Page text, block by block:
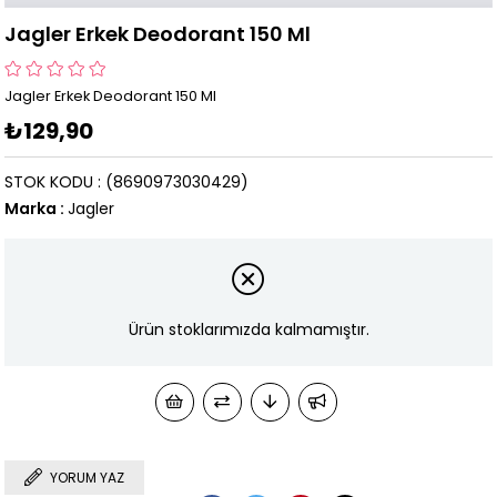
Jagler Erkek Deodorant 150 Ml
Jagler Erkek Deodorant 150 Ml
₺129,90
STOK KODU
(8690973030429)
Marka : Jagler
Ürün stoklarımızda kalmamıştır.
YORUM YAZ